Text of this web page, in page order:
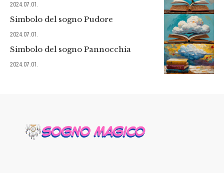
2024.07.01.
Simbolo del sogno Pudore
2024.07.01.
Simbolo del sogno Pannocchia
2024.07.01.